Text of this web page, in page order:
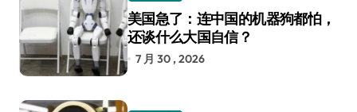
美国急了：连中国的机器狗都怕，
还谈什么大国自信？
7 月 30 , 2026